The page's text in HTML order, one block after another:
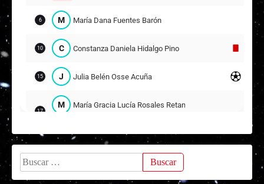
19
8
18 M Mya Ignacia Arancibia Cabrera
6 M María Dana Fuentes Barón
10 C Constanza Daniela Hidalgo Pino
15 J Julia Belén Osse Acuña
17
M María Gracia Lucía Rosales Retamal
18 Katheryn Paola Holm Godoy
Buscar: